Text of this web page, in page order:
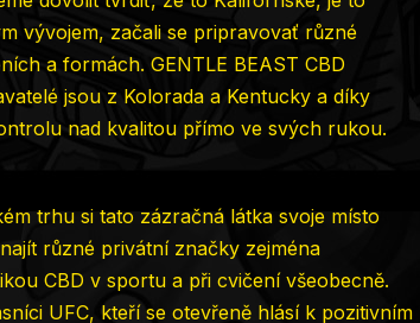
vývojem, začali se pripravovať různé
a formách. GENTLE BEAST CBD
jsou z Kolorada a Kentucky a díky
nad kvalitou přímo ve svých rukou.
trhu si tato zázračná látka svoje místo
různé privátní značky zejména
CBD v sportu a při cvičení všeobecně.
UFC, kteří se otevřeně hlásí k pozitivním